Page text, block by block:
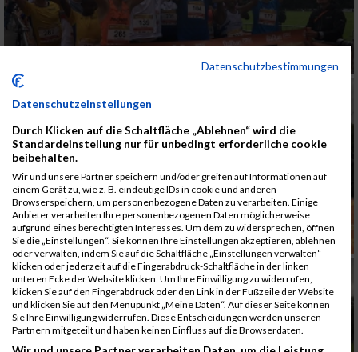
Datenschutzbestimmungen
Datenschutzeinstellungen
Durch Klicken auf die Schaltfläche „Ablehnen“ wird die
Standardeinstellung nur für unbedingt erforderliche cookie
beibehalten.
Wir und unsere Partner speichern und/oder greifen auf Informationen auf
einem Gerät zu, wie z. B. eindeutige IDs in cookie und anderen
Browserspeichern, um personenbezogene Daten zu verarbeiten. Einige
Anbieter verarbeiten Ihre personenbezogenen Daten möglicherweise
aufgrund eines berechtigten Interesses. Um dem zu widersprechen, öffnen
Sie die „Einstellungen“. Sie können Ihre Einstellungen akzeptieren, ablehnen
oder verwalten, indem Sie auf die Schaltfläche „Einstellungen verwalten“
klicken oder jederzeit auf die Fingerabdruck-Schaltfläche in der linken
unteren Ecke der Website klicken. Um Ihre Einwilligung zu widerrufen,
klicken Sie auf den Fingerabdruck oder den Link in der Fußzeile der Website
und klicken Sie auf den Menüpunkt „Meine Daten“. Auf dieser Seite können
Sie Ihre Einwilligung widerrufen. Diese Entscheidungen werden unseren
Partnern mitgeteilt und haben keinen Einfluss auf die Browserdaten.